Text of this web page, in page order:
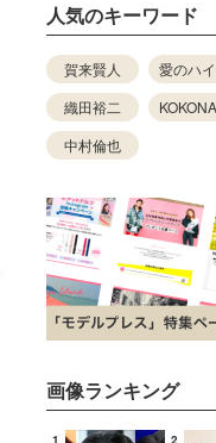
人気のキーワード
賀来賢人 愛のハ
織田裕二
中村倫也
画像ランキング
1 2